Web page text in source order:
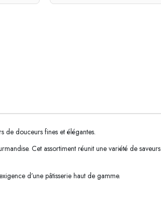
de douceurs fines et élégantes.
Cet assortiment réunit une variété de saveurs
d’une pâtisserie haut de gamme.